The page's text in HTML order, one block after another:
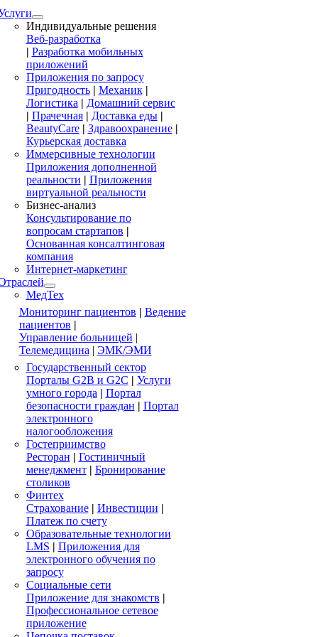
Индивидуальные решения
Веб-разработка
| Разработка мобильных
приложений
Приложения по запросу
Пригодность| Механик|
Логистика| Домашний сервис
| Прачечная | Доставка еды |
BeautyCare | Здравоохранение |
Курьерская доставка
Иммерсивные технологии
Приложения дополненной
реальности | Приложения
виртуальной реальности
Бизнес-анализ
Консультирование по
вопросам стартапов |
Основанная консалтинговая
компания
Интернет-маркетинг
МедТех
Мониторинг пациентов | Ведение
пациентов |
Управление больницей |
Телемедицина| ЭМК/ЭМИ
Государственный сектор
Порталы G2B и G2C | Услуги
умного города| Портал
безопасности граждан | Портал
электронного
налогообложения
Гостеприимство
Ресторан | Гостиничный
менеджмент| Бронирование
столиков
Финтех
Страхование| Инвестиции |
Платеж по счету
Образовательные технологии
LMS | Приложения для
электронного обучения по
запросу
Социальные сети
Приложение для знакомств |
Профессиональное сетевое
приложение